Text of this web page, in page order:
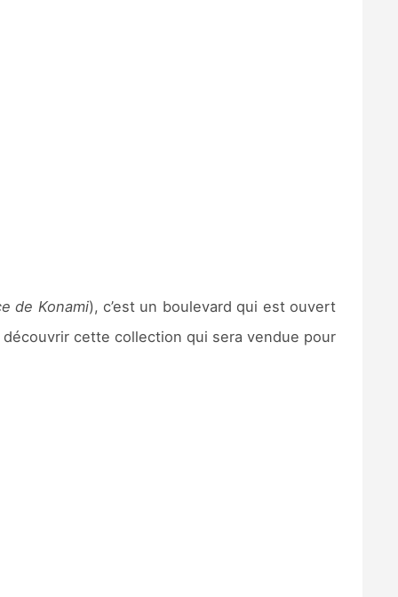
de Konami), c’est un boulevard qui est ouvert
cette collection qui sera vendue pour